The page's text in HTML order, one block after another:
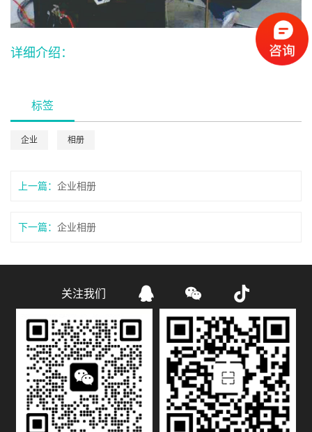
详细介绍：
标签
企业 相册
上一篇： 企业相册
下一篇： 企业相册
关注我们   